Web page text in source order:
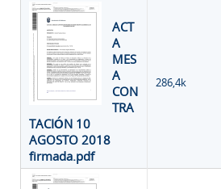
ACT
A
MES
A
CON
TRA
TACIÓN 10
AGOSTO 2018
firmada.pdf
286,4k